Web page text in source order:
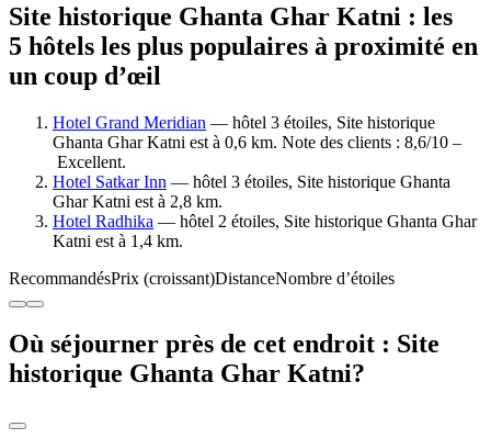
Site historique Ghanta Ghar Katni : les
5 hôtels les plus populaires à proximité en
un coup d’œil
Hotel Grand Meridian — hôtel 3 étoiles, Site historique
Ghanta Ghar Katni est à 0,6 km. Note des clients : 8,6/10 –
Excellent.
Hotel Satkar Inn — hôtel 3 étoiles, Site historique Ghanta
Ghar Katni est à 2,8 km.
Hotel Radhika — hôtel 2 étoiles, Site historique Ghanta Ghar
Katni est à 1,4 km.
RecommandésPrix (croissant)DistanceNombre d’étoiles
Où séjourner près de cet endroit : Site
historique Ghanta Ghar Katni?